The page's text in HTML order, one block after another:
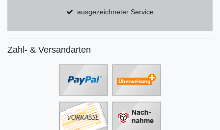
ausgezeichneter Service
Zahl- & Versandarten